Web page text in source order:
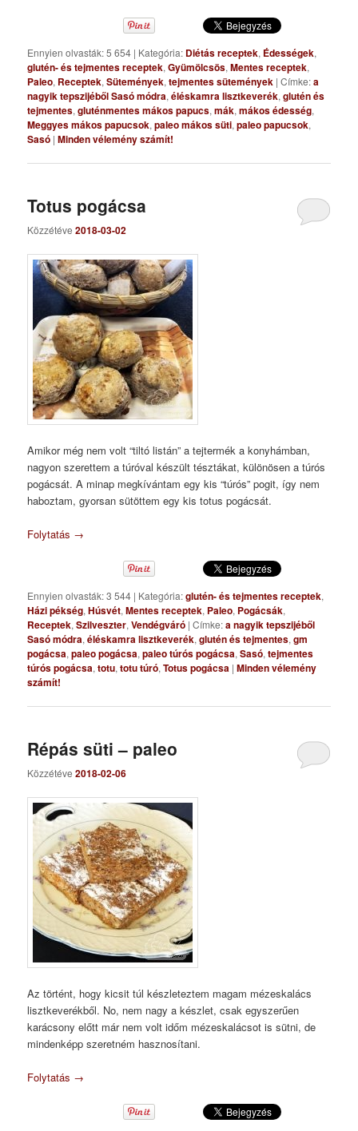
Ennyien olvasták: 5 654 | Kategória: Diétás receptek, Édességek,
glutén- és tejmentes receptek,Gyümölcsös,Mentes receptek,
Paleo, Receptek,Sütemények,tejmentes sütemények |Címke:a
nagyik tepszijéből Sasó módra,éléskamra lisztkeverék,glutén és
tejmentes,gluténmentes mákos papucs,mák,mákos édesség,
Meggyes mákos papucsok,paleo mákos süti,paleo papucsok,
Sasó |Minden vélemény számít!
Totus pogácsa
Közzétéve2018-03-02
Amikor még nem volt “tiltó listán” a tejtermék a konyhámban,
nagyon szerettem a túróval készült tésztákat, különösen a túrós
pogácsát. A minap megkívántam egy kis “túrós” pogit, így nem
haboztam, gyorsan sütöttem egy kis totus pogácsát.
Folytatás →
Ennyien olvasták: 3 544 | Kategória:glutén- és tejmentes receptek,
Házi pékség,Húsvét,Mentes receptek, Paleo, Pogácsák,
Receptek,Szilveszter,Vendégváró |Címke:a nagyik tepszijéből
Sasó módra,éléskamra lisztkeverék,glutén és tejmentes,gm
pogácsa,paleo pogácsa,paleo túrós pogácsa,Sasó,tejmentes
túrós pogácsa,totu,totu túró,Totus pogácsa |Minden vélemény
számít!
Répás süti – paleo
Közzétéve2018-02-06
Az történt, hogy kicsit túl készleteztem magam mézeskalács
lisztkeverékből. No, nem nagy a készlet, csak egyszerűen
karácsony előtt már nem volt időm mézeskalácsot is sütni, de
mindenképp szeretném hasznosítani.
Folytatás →